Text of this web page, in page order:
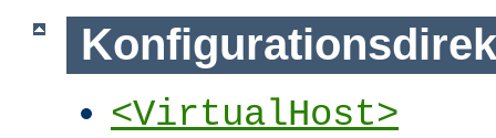
<VirtualHost>